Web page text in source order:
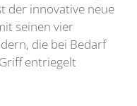
der innovative neue
seinen vier
die bei Bedarf
entriegelt